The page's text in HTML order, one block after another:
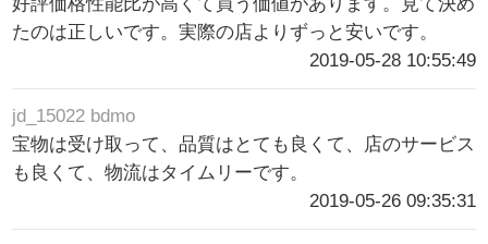
たのは正しいです。実際の店よりずっと安いです。
2019-05-28 10:55:49
jd_15022 bdmo
宝物は受け取って、品質はとても良くて、店のサービス
も良くて、物流はタイムリーです。
2019-05-26 09:35:31